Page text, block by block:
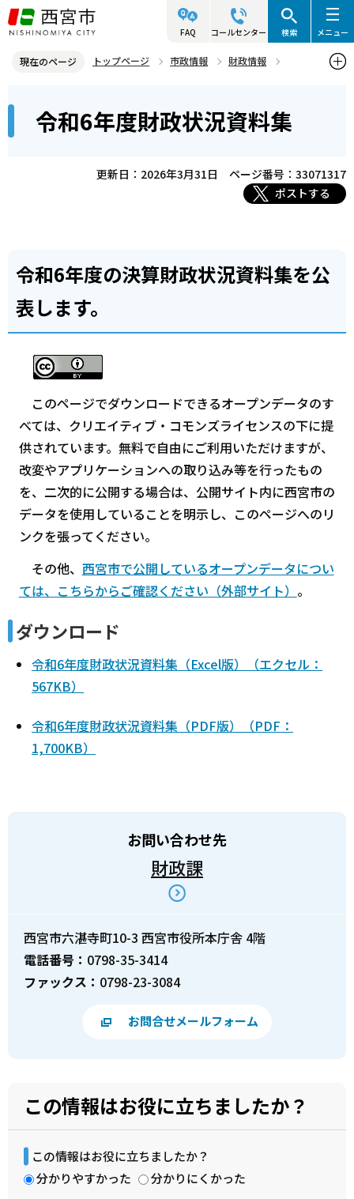
こ
の
ジ
先
FAQ コールセンター 検索 メニュー
現在のページ トップページ 市政情報
財政情報
こ
令和6年度財政状況資料集
更新日：2026年3月31日
ページ番号：33071317
ポストする
令和6年度の決算財政状況資料集を公
表します。
このページでダウンロードできるオープンデータのす
べては、クリエイティブ・コモンズライセンスの下に提
供されています。無料で自由にご利用いただけますが、
改変やアプリケーションへの取り込み等を行ったもの
を、二次的に公開する場合は、公開サイト内に西宮市の
データを使用していることを明示し、このページへのリ
ンクを張ってください。
その他、 西宮市で公開しているオープンデータについ
ては、こちらからご確認ください（外部サイト） 。
ダウンロード
令和6年度財政状況資料集（Excel版）（エクセル：
567KB）
令和6年度財政状況資料集（PDF版）（PDF：
1,700KB）
お問い合わせ先
財政課
西宮市六湛寺町10-3 西宮市役所本庁舎 4階
電話番号： 0798-35-3414
ファックス： 0798-23-3084
お問合せメールフォーム
この情報はお役に立ちましたか？
この情報はお役に立ちましたか？
分かりやすかった
分かりにくかった